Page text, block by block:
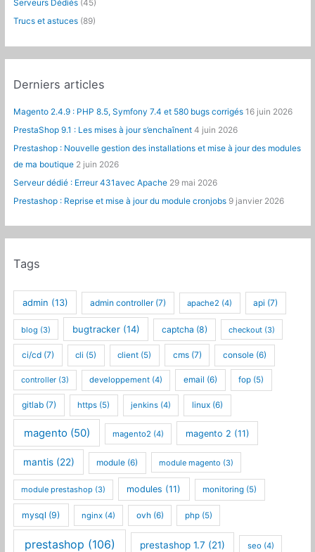
Serveurs Dédiés (45)
Trucs et astuces (89)
Derniers articles
Magento 2.4.9 : PHP 8.5, Symfony 7.4 et 580 bugs corrigés 16 juin 2026
PrestaShop 9.1 : Les mises à jour s’enchaînent 4 juin 2026
Prestashop : Nouvelle gestion des installations et mise à jour des modules
de ma boutique 2 juin 2026
Serveur dédié : Erreur 431avec Apache 29 mai 2026
Prestashop : Reprise et mise à jour du module cronjobs 9 janvier 2026
Tags
admin (13) admin controller(7) apache2 (4) api (7)
blog (3) bugtracker(14) captcha (8) checkout (3)
ci/cd (7) cli (5) client (5) cms(7) console (6)
controller (3) developpement (4) email (6) fop (5)
gitlab (7) https (5) jenkins (4) linux(6)
magento (50) magento2 (4) magento 2 (11)
mantis(22) module (6) module magento (3)
module prestashop (3) modules (11) monitoring (5)
mysql (9) nginx(4) ovh (6) php(5)
prestashop (106) prestashop 1.7 (21) seo(4)